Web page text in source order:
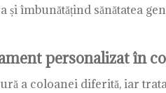
și îmbunătățind sănătatea
personalizat în
a coloanei diferită, iar